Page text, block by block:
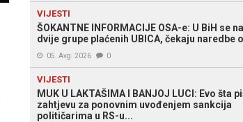
VIJESTI
ŠOKANTNE INFORMACIJE OSA-e: U BiH se
dvije grupe plaćenih UBICA, čekaju naredbe
05. Avg. 2026 0
VIJESTI
MUK U LAKTAŠIMA I BANJOJ LUCI: Evo šta
zahtjevu za ponovnim uvođenjem sankcija
političarima u RS-u...